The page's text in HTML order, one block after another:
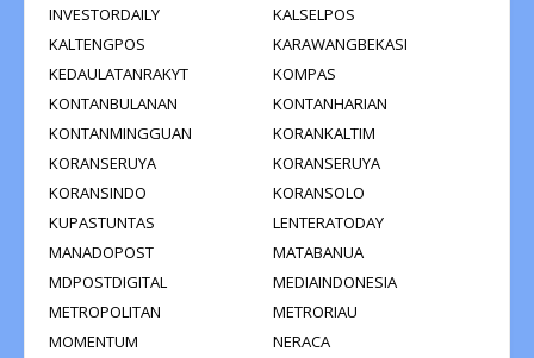
INVESTORDAILY
KALSELPOS
KALTENGPOS
KARAWANGBEKASI
KEDAULATANRAKYT
KOMPAS
KONTANBULANAN
KONTANHARIAN
KONTANMINGGUAN
KORANKALTIM
KORANSERUYA
KORANSERUYA
KORANSINDO
KORANSOLO
KUPASTUNTAS
LENTERATODAY
MANADOPOST
MATABANUA
MDPOSTDIGITAL
MEDIAINDONESIA
METROPOLITAN
METRORIAU
MOMENTUM
NERACA